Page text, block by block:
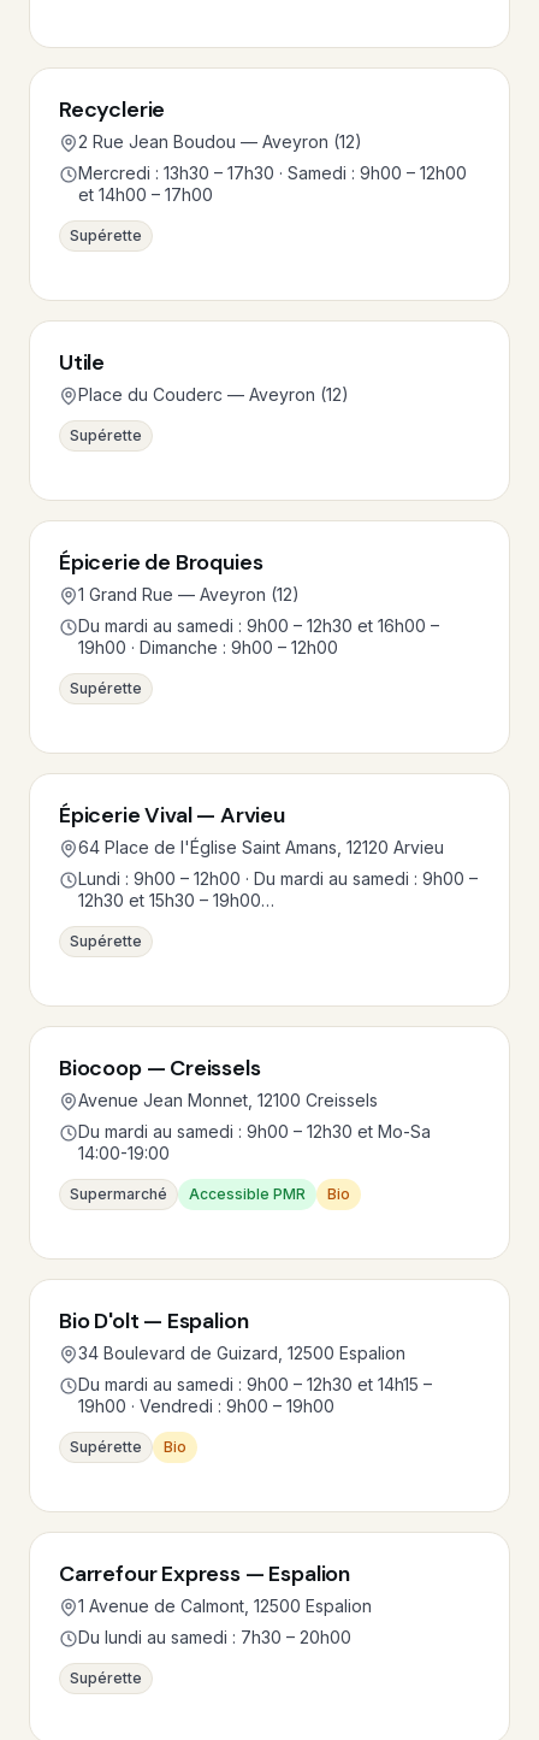
Recyclerie
2 Rue Jean Boudou — Aveyron (12)
Mercredi : 13h30 – 17h30 · Samedi : 9h00 – 12h00
et 14h00 – 17h00
Supérette
Utile
Place du Couderc — Aveyron (12)
Supérette
Épicerie de Broquies
1 Grand Rue — Aveyron (12)
Du mardi au samedi : 9h00 – 12h30 et 16h00 –
19h00 · Dimanche : 9h00 – 12h00
Supérette
Épicerie Vival — Arvieu
64 Place de l'Église Saint Amans, 12120 Arvieu
Lundi : 9h00 – 12h00 · Du mardi au samedi : 9h00 –
12h30 et 15h30 – 19h00…
Supérette
Biocoop — Creissels
Avenue Jean Monnet, 12100 Creissels
Du mardi au samedi : 9h00 – 12h30 et Mo-Sa
14:00-19:00
Supermarché Accessible PMR Bio
Bio D'olt — Espalion
34 Boulevard de Guizard, 12500 Espalion
Du mardi au samedi : 9h00 – 12h30 et 14h15 –
19h00 · Vendredi : 9h00 – 19h00
Supérette Bio
Carrefour Express — Espalion
1 Avenue de Calmont, 12500 Espalion
Du lundi au samedi : 7h30 – 20h00
Supérette